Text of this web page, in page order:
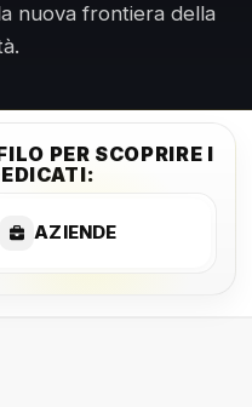
nuova frontiera della
PER SCOPRIRE I
AZIENDE